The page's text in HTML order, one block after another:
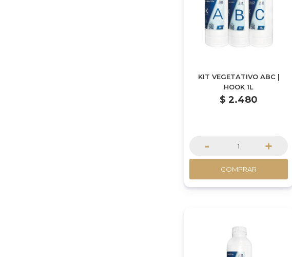
KIT VEGETATIVO ABC |
HOOK 1L
$ 2.480
- +
COMPRAR